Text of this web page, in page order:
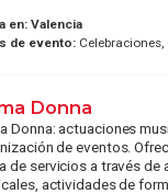
en: Valencia
de evento:Celebraciones,
Donna
Donna: actuaciones
de eventos.
de servicios a través de
actividades de